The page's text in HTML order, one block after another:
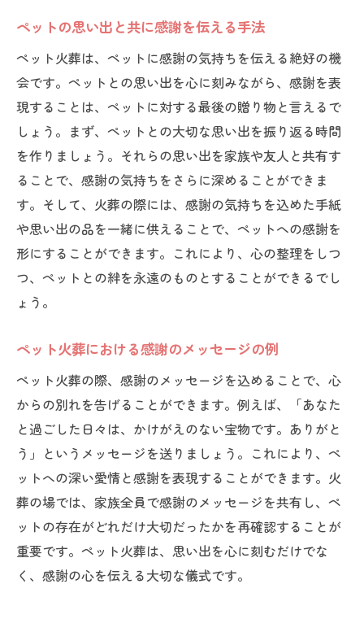
ペットの思い出と共に感謝を伝える手法
ペット火葬は、ペットに感謝の気持ちを伝える絶好の機
会です。ペットとの思い出を心に刻みながら、感謝を表
現することは、ペットに対する最後の贈り物と言えるで
しょう。まず、ペットとの大切な思い出を振り返る時間
を作りましょう。それらの思い出を家族や友人と共有す
ることで、感謝の気持ちをさらに深めることができま
す。そして、火葬の際には、感謝の気持ちを込めた手紙
や思い出の品を一緒に供えることで、ペットへの感謝を
形にすることができます。これにより、心の整理をしつ
つ、ペットとの絆を永遠のものとすることができるでし
ょう。
ペット火葬における感謝のメッセージの例
ペット火葬の際、感謝のメッセージを込めることで、心
からの別れを告げることができます。例えば、「あなた
と過ごした日々は、かけがえのない宝物です。ありがと
う」というメッセージを送りましょう。これにより、ペ
ットへの深い愛情と感謝を表現することができます。火
葬の場では、家族全員で感謝のメッセージを共有し、ペ
ットの存在がどれだけ大切だったかを再確認することが
重要です。ペット火葬は、思い出を心に刻むだけでな
く、感謝の心を伝える大切な儀式です。